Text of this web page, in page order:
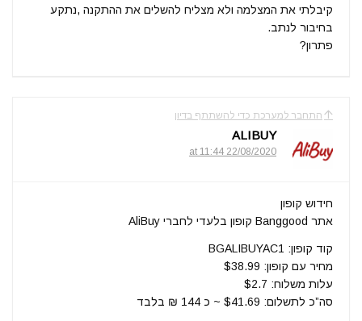
קיבלתי את המצלמה ולא מצליח להשלים את ההתקנה ,נתקע
בחיבור לנתב.
פתרון?
התחבר למערכת כדי להשתתף בדיון
ALIBUY
22/08/2020 at 11:44
חידוש קופון
אתר Banggood קופון בלעדי לחברי AliBuy
קוד קופון: BGALIBUYAC1
מחיר עם קופון: $38.99
עלות משלוח: $2.7
סה”כ לתשלום: $41.69 ~ כ 144 ₪ בלבד